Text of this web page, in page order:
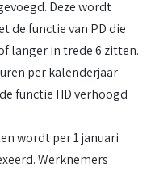
Deze wordt
de functie van PD die
langer in trede 6 zitten.
per kalenderjaar
functie HD verhoogd
wordt per 1 januari
Werknemers